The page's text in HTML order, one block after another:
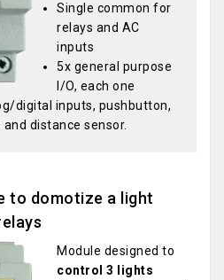
Single common for
relays and AC
inputs
5x general purpose
I/O, each one
digital inputs, pushbutton,
distance sensor.
to domotize a light
Module designed to
control 3 lights